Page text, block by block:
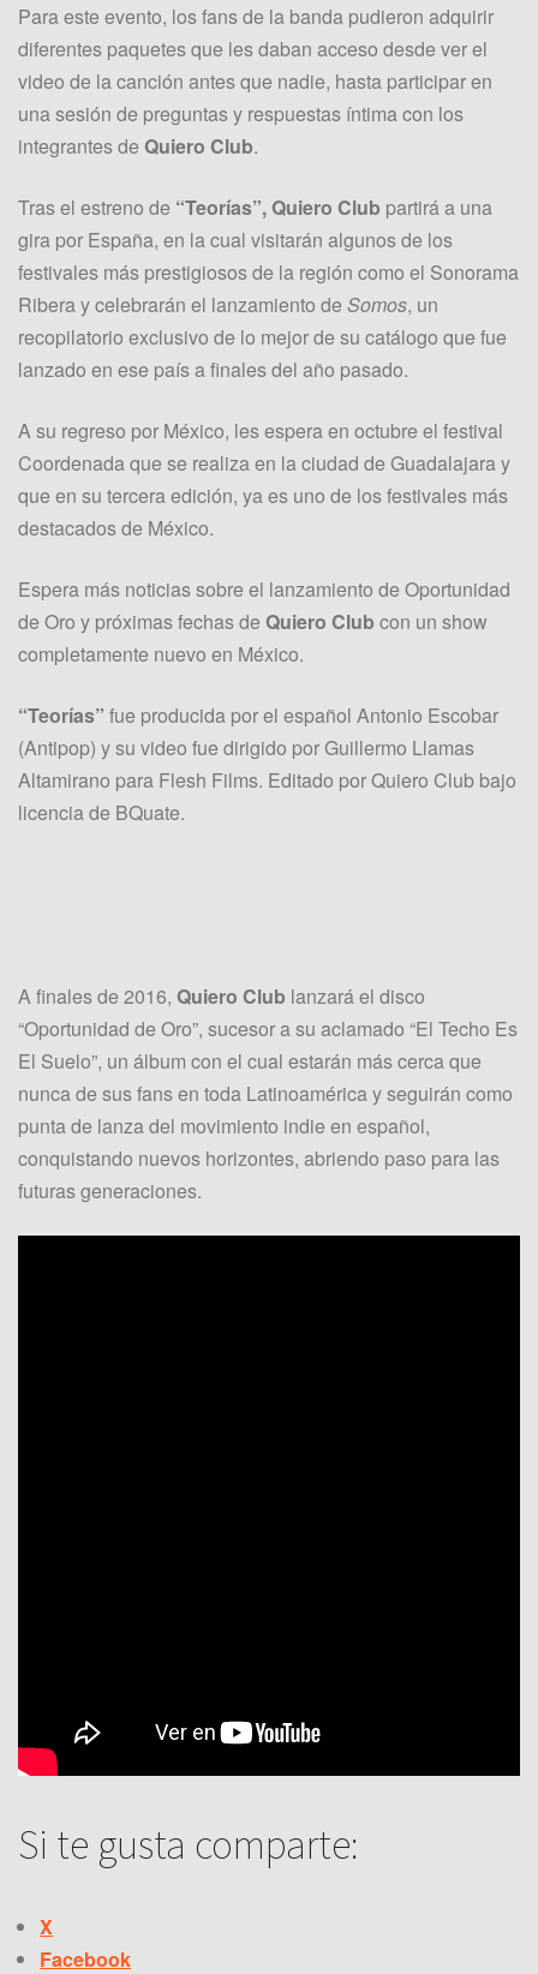
Para este evento, los fans de la banda pudieron adquirir
diferentes paquetes que les daban acceso desde ver el
video de la canción antes que nadie, hasta participar en
una sesión de preguntas y respuestas íntima con los
integrantes de Quiero Club.
Tras el estreno de “Teorías”,Quiero Club partirá a una
gira por España, en la cual visitarán algunos de los
festivales más prestigiosos de la región como el Sonorama
Ribera y celebrarán el lanzamiento de Somos, un
recopilatorio exclusivo de lo mejor de su catálogo que fue
lanzado en ese país a finales del año pasado.
A su regreso por México, les espera en octubre el festival
Coordenada que se realiza en la ciudad de Guadalajara y
que en su tercera edición, ya es uno de los festivales más
destacados de México.
Espera más noticias sobre el lanzamiento de Oportunidad
de Oro y próximas fechas de Quiero Club con un show
completamente nuevo en México.
“Teorías” fue producida por el español Antonio Escobar
(Antipop) y su video fue dirigido por Guillermo Llamas
Altamirano para Flesh Films. Editado por Quiero Club bajo
licencia de BQuate.
A finales de 2016, Quiero Club lanzará el disco
“Oportunidad de Oro”, sucesor a su aclamado “El Techo Es
El Suelo”, un álbum con el cual estarán más cerca que
nunca de sus fans en toda Latinoamérica y seguirán como
punta de lanza del movimiento indie en español,
conquistando nuevos horizontes, abriendo paso para las
futuras generaciones.
Si te gusta comparte:
X
Facebook